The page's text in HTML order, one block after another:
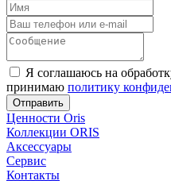
Я соглашаюсь на
принимаю политику
Отправить
Ценности Oris
Коллекции ORIS
Аксессуары
Сервис
Контакты